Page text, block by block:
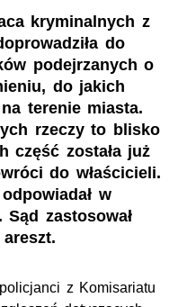
kryminalnych z
do
podejrzanych o
do jakich
terenie miasta.
rzeczy to blisko
część została już
do właścicieli.
w
zastosował
z Komisariatu